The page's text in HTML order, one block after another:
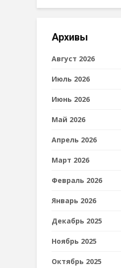
Архивы
Август 2026
Июль 2026
Июнь 2026
Май 2026
Апрель 2026
Март 2026
Февраль 2026
Январь 2026
Декабрь 2025
Ноябрь 2025
Октябрь 2025